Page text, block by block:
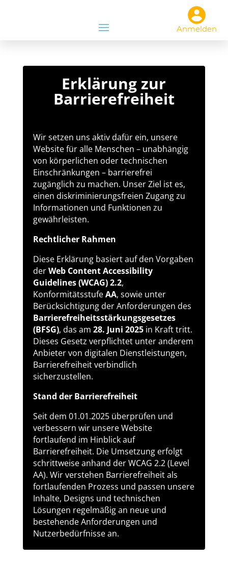
Anmelden
Erklärung zur
Barrierefreiheit
Wir setzen uns aktiv dafür ein, unsere
Website für alle Menschen – unabhängig
von körperlichen oder technischen
Einschränkungen – barrierefrei
zugänglich zu machen. Unser Ziel ist es,
einen diskriminierungsfreien Zugang zu
Informationen und Funktionen zu
gewährleisten.
Rechtlicher Rahmen
Diese Erklärung basiert auf den Vorgaben
derWeb Content Accessibility
Guidelines (WCAG) 2.2,
KonformitätsstufeAA, sowie unter
Berücksichtigung der Anforderungen des
Barrierefreiheitsstärkungsgesetzes
(BFSG), das am 28. Juni 2025in Kraft tritt.
Dieses Gesetz verpflichtet unter anderem
Anbieter von digitalen Dienstleistungen,
Barrierefreiheit verbindlich
sicherzustellen.
Stand der Barrierefreiheit
Seit dem 01.01.2025 überprüfen und
verbessern wir unsere Website
fortlaufend im Hinblick auf
Barrierefreiheit. Die Umsetzung erfolgt
schrittweise anhand der WCAG 2.2 (Level
AA). Wir verstehen Barrierefreiheit als
fortlaufenden Prozess und passen unsere
Inhalte, Designs und technischen
Lösungen regelmäßig an neue und
bestehende Anforderungen und
Nutzerbedürfnisse an.